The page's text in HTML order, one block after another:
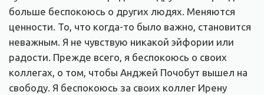
больше беспокоюсь о других людях. Меняются
ценности. То, что когда-то было важно, становится
неважным. Я не чувствую никакой эйфории или
радости. Прежде всего, я беспокоюсь о своих
коллегах, о том, чтобы Анджей Почобут вышел на
свободу. Я беспокоюсь за своих коллег Ирену